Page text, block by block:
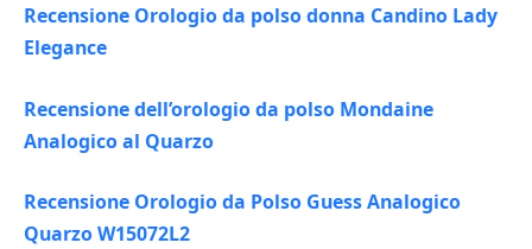
Recensione Orologio da polso donna Candino Lady
Elegance
Recensione dell’orologio da polso Mondaine
Analogico al Quarzo
Recensione Orologio da Polso Guess Analogico
Quarzo W15072L2